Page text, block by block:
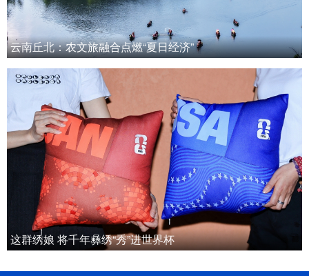
云南丘北：农文旅融合点燃“夏日经济”
这群绣娘 将千年彝绣“秀”进世界杯